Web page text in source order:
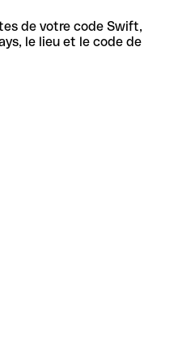
de votre code Swift,
le lieu et le code de